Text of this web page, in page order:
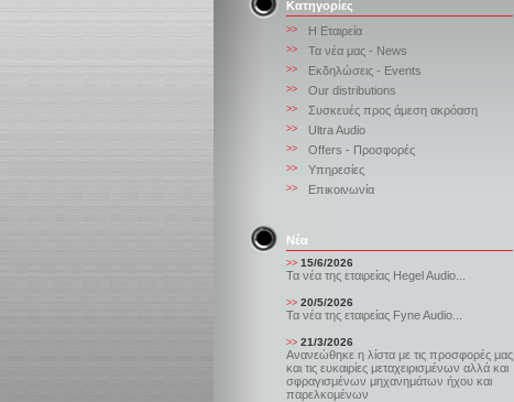
Κατηγορίες
>> Η Εταιρεία
>> Τα νέα μας - News
>> Εκδηλώσεις - Events
>> Our distributions
>> Συσκευές προς άμεση ακρόαση
>> Ultra Audio
>> Offers - Προσφορές
>> Υπηρεσίες
>> Επικοινωνία
Νέα
>> 15/6/2026
Τα νέα της εταιρείας Hegel Audio...
>> 20/5/2026
Τα νέα της εταιρείας Fyne Audio...
>> 21/3/2026
Ανανεώθηκε η λίστα με τις προσφορές μας
και τις ευκαιρίες μεταχειρισμένων αλλά και
σφραγισμένων μηχανημάτων ήχου και
παρελκομένων